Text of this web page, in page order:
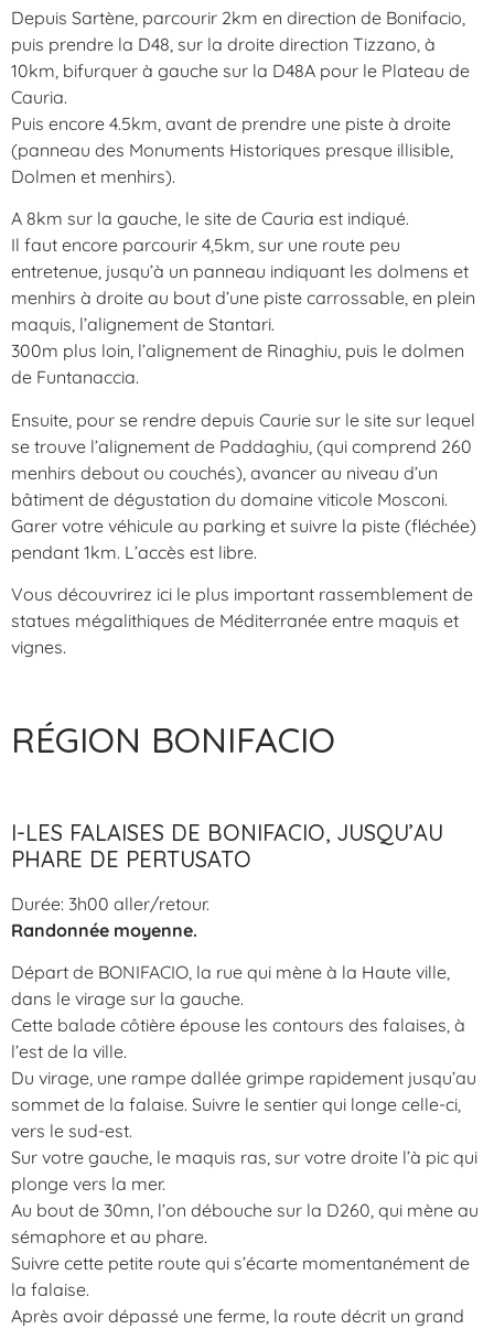
Depuis Sartène, parcourir 2km en direction de Bonifacio,
puis prendre la D48, sur la droite direction Tizzano, à
10km, bifurquer à gauche sur la D48A pour le Plateau de
Cauria.
Puis encore 4.5km, avant de prendre une piste à droite
(panneau des Monuments Historiques presque illisible,
Dolmen et menhirs).
A 8km sur la gauche, le site de Cauria est indiqué.
Il faut encore parcourir 4,5km, sur une route peu
entretenue, jusqu’à un panneau indiquant les dolmens et
menhirs à droite au bout d’une piste carrossable, en plein
maquis, l’alignement de Stantari.
300m plus loin, l’alignement de Rinaghiu, puis le dolmen
de Funtanaccia.
Ensuite, pour se rendre depuis Caurie sur le site sur lequel
se trouve l’alignement de Paddaghiu, (qui comprend 260
menhirs debout ou couchés), avancer au niveau d’un
bâtiment de dégustation du domaine viticole Mosconi.
Garer votre véhicule au parking et suivre la piste (fléchée)
pendant 1km. L’accès est libre.
Vous découvrirez ici le plus important rassemblement de
statues mégalithiques de Méditerranée entre maquis et
vignes.
RÉGION BONIFACIO
I-LES FALAISES DE BONIFACIO, JUSQU’AU
PHARE DE PERTUSATO
Durée: 3h00 aller/retour.
Randonnée moyenne.
Départ de BONIFACIO, la rue qui mène à la Haute ville,
dans le virage sur la gauche.
Cette balade côtière épouse les contours des falaises, à
l’est de la ville.
Du virage, une rampe dallée grimpe rapidement jusqu’au
sommet de la falaise. Suivre le sentier qui longe celle-ci,
vers le sud-est.
Sur votre gauche, le maquis ras, sur votre droite l’à pic qui
plonge vers la mer.
Au bout de 30mn, l’on débouche sur la D260, qui mène au
sémaphore et au phare.
Suivre cette petite route qui s’écarte momentanément de
la falaise.
Après avoir dépassé une ferme, la route décrit un grand